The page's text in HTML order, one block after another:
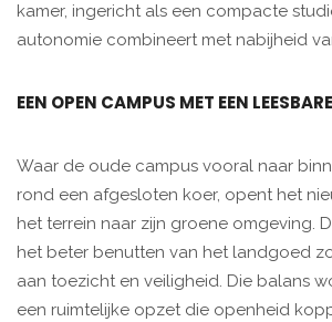
kamer, ingericht als een compacte
autonomie combineert met nabijheid
EEN OPEN CAMPUS MET EEN
Waar de oude campus vooral naar
rond een afgesloten koer, opent het
het terrein naar zijn groene omgeving.
het beter benutten van het landgoed
aan toezicht en veiligheid. Die balans
een ruimtelijke opzet die openheid